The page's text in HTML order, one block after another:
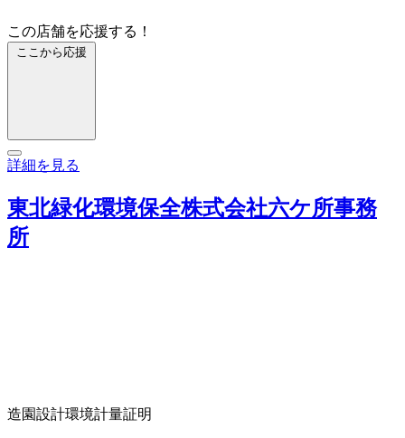
この店舗を応援する！
ここから応援
詳細を見る
東北緑化環境保全株式会社六ケ所事務
所
造園設計環境計量証明